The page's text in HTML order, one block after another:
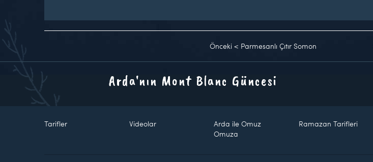
Önceki < Parmesanlı Çıtır Somon
Arda'nın Mont Blanc Güncesi
Tarifler Videolar
Arda ile Omuz
Omuza
Ramazan Tarifleri